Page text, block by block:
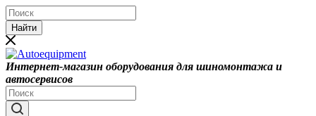
Найти
Интернет-магазин оборудования для шиномонтажа и
автосервисов